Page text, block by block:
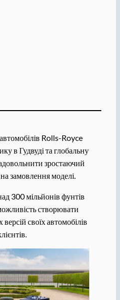
Rolls-Royce
в Гудвуді та глобальну
зростаючий
замовлення моделі.
300 мільйонів фунтів
створювати
своїх автомобілів